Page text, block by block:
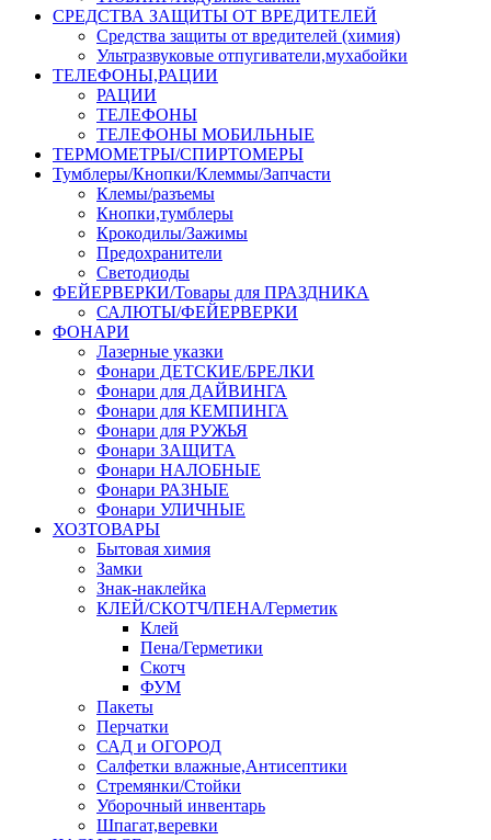
СРЕДСТВА ЗАЩИТЫ ОТ ВРЕДИТЕЛЕЙ
Средства защиты от вредителей (химия)
Ультразвуковые отпугиватели,мухабойки
ТЕЛЕФОНЫ,РАЦИИ
РАЦИИ
ТЕЛЕФОНЫ
ТЕЛЕФОНЫ МОБИЛЬНЫЕ
ТЕРМОМЕТРЫ/СПИРТОМЕРЫ
Тумблеры/Кнопки/Клеммы/Запчасти
Клемы/разъемы
Кнопки,тумблеры
Крокодилы/Зажимы
Предохранители
Светодиоды
ФЕЙЕРВЕРКИ/Товары для ПРАЗДНИКА
САЛЮТЫ/ФЕЙЕРВЕРКИ
ФОНАРИ
Лазерные указки
Фонари ДЕТСКИЕ/БРЕЛКИ
Фонари для ДАЙВИНГА
Фонари для КЕМПИНГА
Фонари для РУЖЬЯ
Фонари ЗАЩИТА
Фонари НАЛОБНЫЕ
Фонари РАЗНЫЕ
Фонари УЛИЧНЫЕ
ХОЗТОВАРЫ
Бытовая химия
Замки
Знак-наклейка
КЛЕЙ/СКОТЧ/ПЕНА/Герметик
Клей
Пена/Герметики
Скотч
ФУМ
Пакеты
Перчатки
САД и ОГОРОД
Салфетки влажные,Антисептики
Стремянки/Стойки
Уборочный инвентарь
Шпагат,веревки